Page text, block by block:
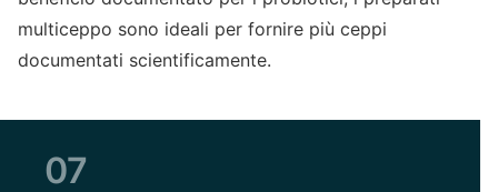
multiceppo sono ideali per fornire più ceppi
documentati scientificamente.
07